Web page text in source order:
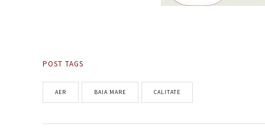
POST TAGS
AER BAIA MARE CALITATE